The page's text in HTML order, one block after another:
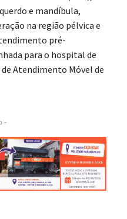
e mandíbula,
na região pélvica e
pré-
para o hospital de
Atendimento Móvel de
-